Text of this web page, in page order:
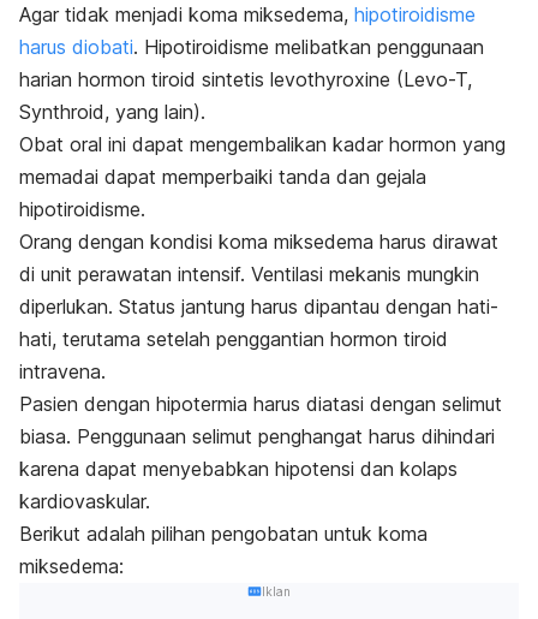
Agar tidak menjadi koma miksedema, hipotiroidisme
harus diobati. Hipotiroidisme melibatkan penggunaan
harian hormon tiroid sintetis levothyroxine (Levo-T,
Synthroid, yang lain).
Obat oral ini dapat mengembalikan kadar hormon yang
memadai dapat memperbaiki tanda dan gejala
hipotiroidisme.
Orang dengan kondisi koma miksedema harus dirawat
di unit perawatan intensif. Ventilasi mekanis mungkin
diperlukan. Status jantung harus dipantau dengan hati-
hati, terutama setelah penggantian hormon tiroid
intravena.
Pasien dengan hipotermia harus diatasi dengan selimut
biasa. Penggunaan selimut penghangat harus dihindari
karena dapat menyebabkan hipotensi dan kolaps
kardiovaskular.
Berikut adalah pilihan pengobatan untuk koma
miksedema:
Iklan